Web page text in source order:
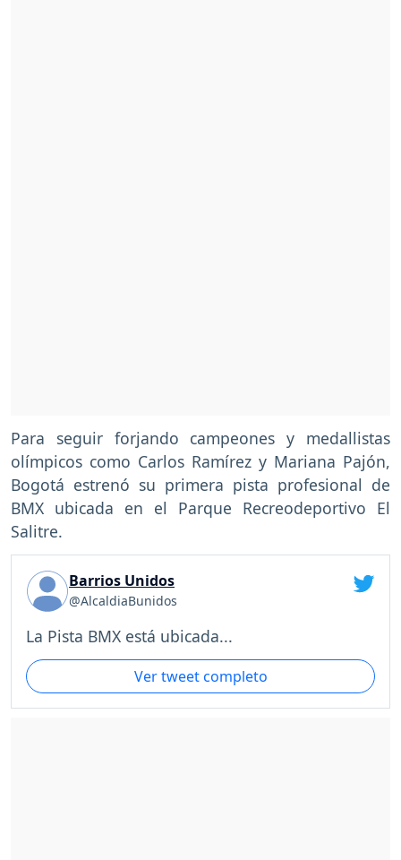
Para seguir forjando campeones y medallistas
olímpicos como Carlos Ramírez y Mariana Pajón,
Bogotá estrenó su primera pista profesional de
BMX ubicada en el Parque Recreodeportivo El
Salitre.
Barrios Unidos
@AlcaldiaBunidos
La Pista BMX está ubicada...
Ver tweet completo